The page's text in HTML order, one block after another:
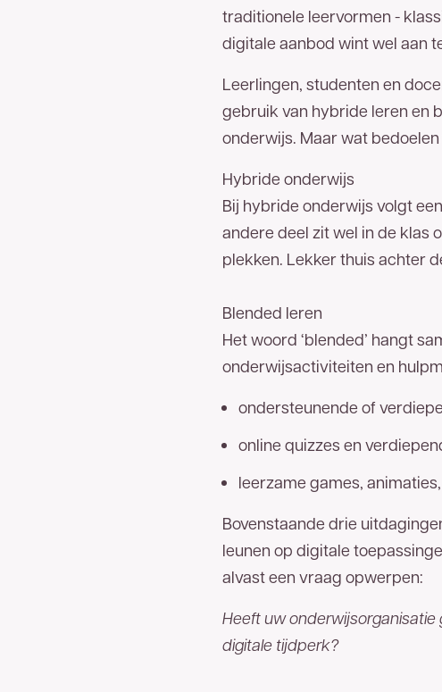
traditionele leervormen -
digitale aanbod wint wel aan
Leerlingen, studenten en
gebruik van hybride leren en
onderwijs. Maar wat
Hybride onderwijs
Bij hybride onderwijs volgt
andere deel zit wel in de klas
plekken. Lekker thuis achter
Blended leren
Het woord ‘blended’ hangt
onderwijsactiviteiten en
ondersteunende of
online quizzes en
leerzame games,
Bovenstaande drie
leunen op digitale
alvast een vraag opwerpen:
Heeft uw onderwijsorganisatie
digitale tijdperk?